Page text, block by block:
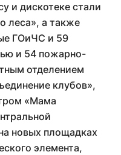
и дискотеке стали
леса», а также
ГОиЧС и 59
и 54 пожарно-
отделением
клубов»,
«Мама
новых площадках
элемента,